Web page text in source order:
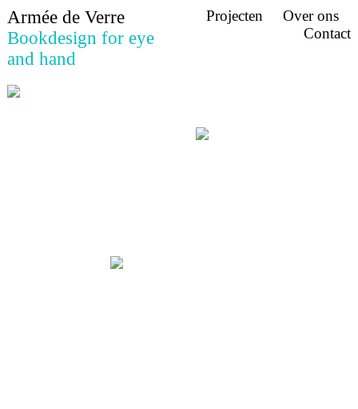
Armée de Verre
Bookdesign for eye
and hand
Projecten Overons
Contact